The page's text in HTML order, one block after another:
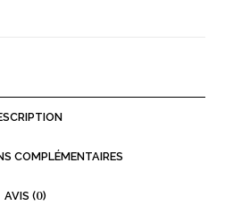
COMPLÉMENTAIRES
AVIS (0)